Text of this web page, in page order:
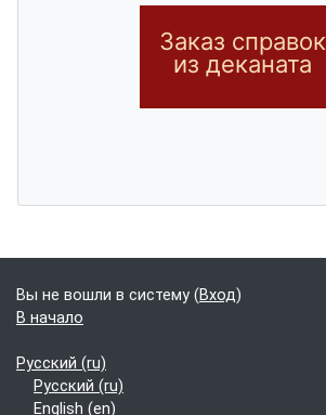
Заказ справок
из деканата
Дополнительные блоки
Вы не вошли в систему (Вход)
В начало
Русский ‎(ru)‎
Русский ‎(ru)‎
English ‎(en)‎